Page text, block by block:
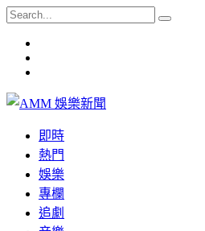
即時
熱門
娛樂
專欄
追劇